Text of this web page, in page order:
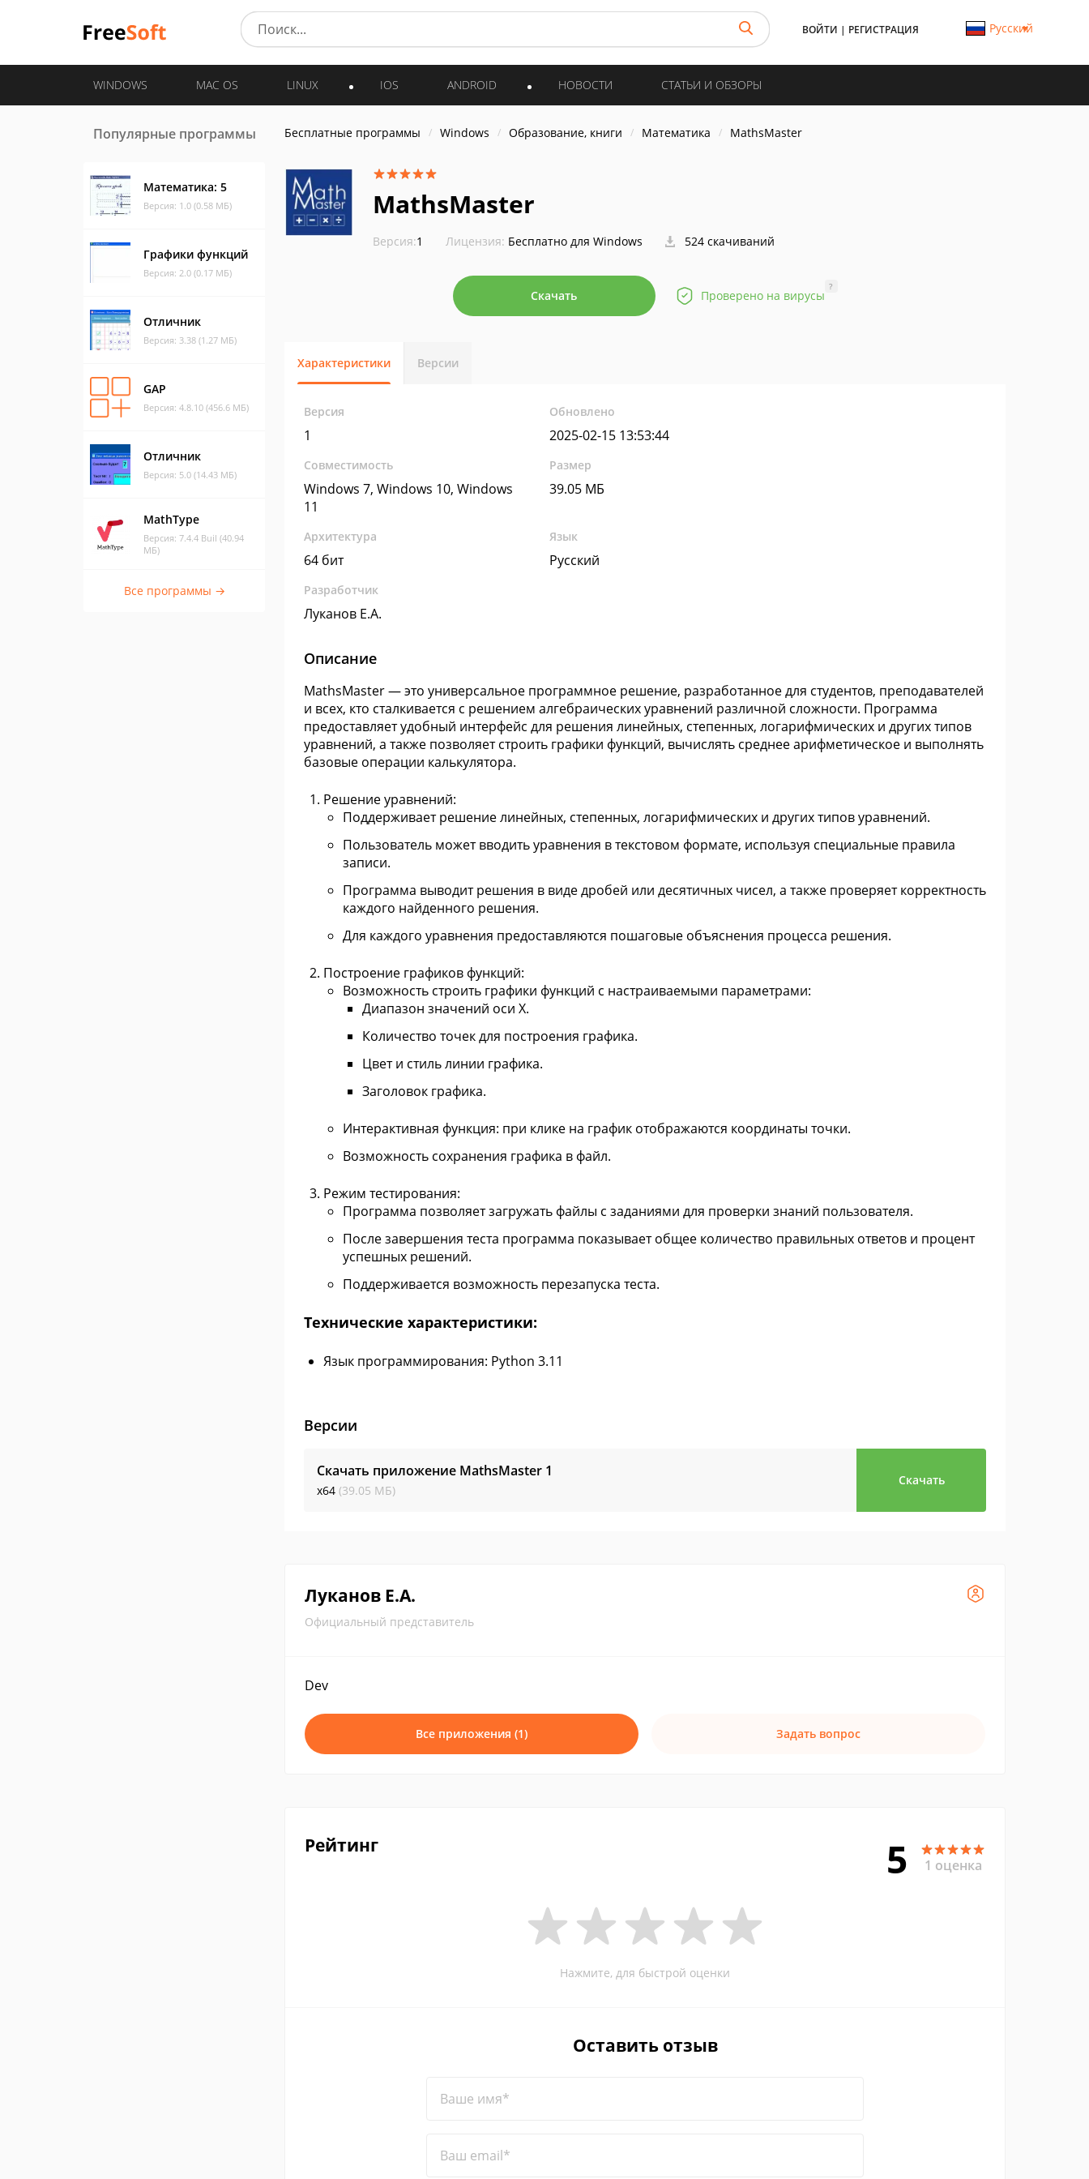
ВОЙТИ | РЕГИСТРАЦИЯ Русский
WINDOWS MAC OS LINUX IOS ANDROID НОВОСТИ СТАТЬИ И ОБЗОРЫ
Популярные программы
Математика: 5
Версия: 1.0 (0.58 МБ)
Графики функций
Версия: 2.0 (0.17 МБ)
Отличник
Версия: 3.38 (1.27 МБ)
GAP
Версия: 4.8.10 (456.6 МБ)
Отличник
Версия: 5.0 (14.43 МБ)
MathType
Версия: 7.4.4 Buil (40.94
МБ)
Все программы →
Бесплатные программы Windows Образование, книги Математика MathsMaster
MathsMaster
Версия:1 Лицензия: Бесплатно для Windows 524 скачиваний
Скачать Проверено на вирусы
?
Характеристики Версии
Версия
1
Обновлено
2025-02-15 13:53:44
Совместимость
Windows 7, Windows 10, Windows
11
Размер
39.05 МБ
Архитектура
64 бит
Язык
Русский
Разработчик
Луканов Е.А.
Описание
MathsMaster — это универсальное программное решение, разработанное для студентов, преподавателей
и всех, кто сталкивается с решением алгебраических уравнений различной сложности. Программа
предоставляет удобный интерфейс для решения линейных, степенных, логарифмических и других типов
уравнений, а также позволяет строить графики функций, вычислять среднее арифметическое и выполнять
базовые операции калькулятора.
Решение уравнений:
Поддерживает решение линейных, степенных, логарифмических и других типов уравнений.
Пользователь может вводить уравнения в текстовом формате, используя специальные правила
записи.
Программа выводит решения в виде дробей или десятичных чисел, а также проверяет корректность
каждого найденного решения.
Для каждого уравнения предоставляются пошаговые объяснения процесса решения.
Построение графиков функций:
Возможность строить графики функций с настраиваемыми параметрами:
Диапазон значений оси X.
Количество точек для построения графика.
Цвет и стиль линии графика.
Заголовок графика.
Интерактивная функция: при клике на график отображаются координаты точки.
Возможность сохранения графика в файл.
Режим тестирования:
Программа позволяет загружать файлы с заданиями для проверки знаний пользователя.
После завершения теста программа показывает общее количество правильных ответов и процент
успешных решений.
Поддерживается возможность перезапуска теста.
Технические характеристики:
Язык программирования: Python 3.11
Версии
Скачать приложение MathsMaster 1
x64 (39.05 МБ)
Скачать
Луканов Е.А.
Официальный представитель
Dev
Все приложения (1) Задать вопрос
Рейтинг 5 1 оценка
Нажмите, для быстрой оценки
Оставить отзыв
Ваше имя*
Ваш email*